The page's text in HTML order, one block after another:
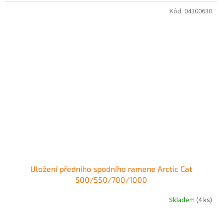
Uložení předního spodního ramene Arctic Cat
500/550/700/1000
Skladem (4 ks)
Kód: 04300630